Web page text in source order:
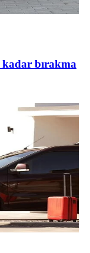
kadar bırakma